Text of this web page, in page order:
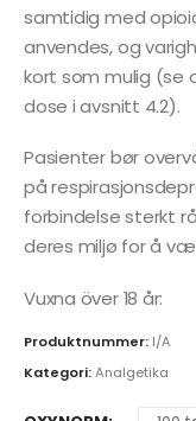
samtidig med
anvendes, og
kort som mulig (se
dose i avsnitt 4.2).
Pasienter bør
på
forbindelse sterkt
deres miljø for å
Vuxna över 18 år:
Produktnummer: I/A
Kategori:Analgetika